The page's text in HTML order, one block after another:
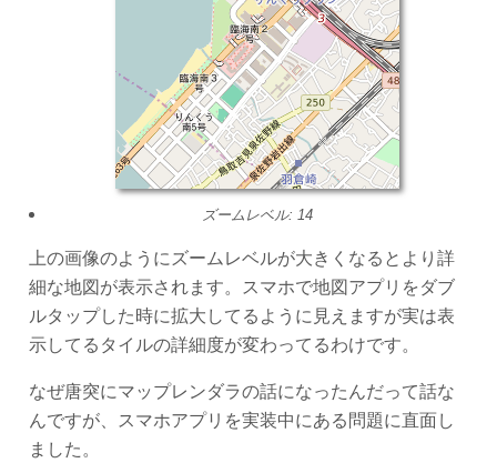
ズームレベル: 14
上の画像のようにズームレベルが大きくなるとより詳
細な地図が表示されます。スマホで地図アプリをダブ
ルタップした時に拡大してるように見えますが実は表
示してるタイルの詳細度が変わってるわけです。
なぜ唐突にマップレンダラの話になったんだって話な
んですが、スマホアプリを実装中にある問題に直面し
ました。